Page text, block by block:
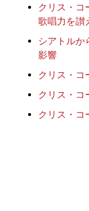
クリス・コ
歌唱力を讃
シアトルか
影響
クリス・コ
クリス・コ
クリス・コ